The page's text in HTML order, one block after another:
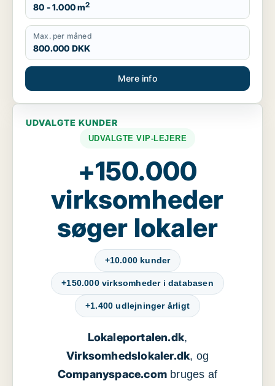
80 - 1.000 m2
Max. per måned
800.000 DKK
Mere info
UDVALGTE KUNDER
UDVALGTE VIP-LEJERE
+150.000
virksomheder
søger lokaler
+10.000 kunder
+150.000 virksomheder i databasen
+1.400 udlejninger årligt
Lokaleportalen.dk,
Virksomhedslokaler.dk, og
Companyspace.com bruges af